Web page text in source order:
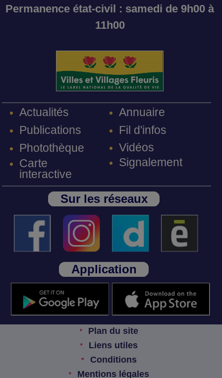
Permanence état-civil : samedi de 9h00 à
11h00
Actualités
Publications
Photothèque
Carte
interactive
Annuaire
Fil d'infos
Vidéos
Signalement
Sur les réseaux
Application
Plan du site
Liens utiles
Conditions
Mentions légales